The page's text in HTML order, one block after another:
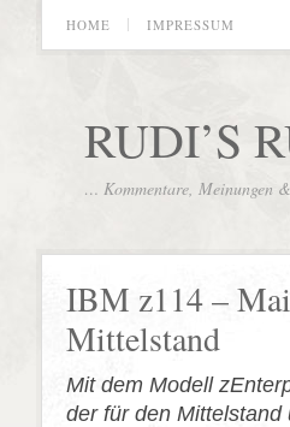
HOME IMPRESSUM
RUDI’S
… Kommentare, Meinungen
IBM z114 –
Mittelstand
Mit dem Modell
der für den